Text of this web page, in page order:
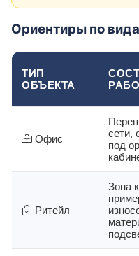
Ориентиры по
ТИП
ОБЪЕКТА
Офис
сети,
под
Ритейл
Зона